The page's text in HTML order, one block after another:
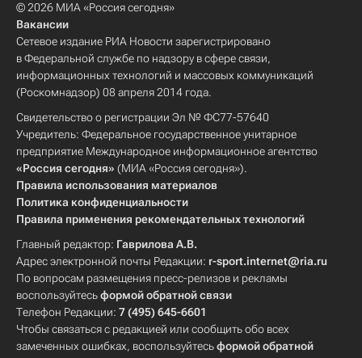
© 2026 МИА «Россия сегодня»
Вакансии
Сетевое издание РИА Новости зарегистрировано
в Федеральной службе по надзору в сфере связи,
информационных технологий и массовых коммуникаций
(Роскомнадзор) 08 апреля 2014 года.
Свидетельство о регистрации Эл № ФС77-57640
Учредитель: Федеральное государственное унитарное
предприятие Международное информационное агентство
«Россия сегодня» (МИА «Россия сегодня»).
Правила использования материалов
Политика конфиденциальности
Правила применения рекомендательных технологий
Главный редактор: Гаврилова А.В.
Адрес электронной почты Редакции: r-sport.internet@ria.ru
По вопросам размещения пресс-релизов и рекламы
воспользуйтесьформой обратной связи
Телефон Редакции: 7 (495) 645-6601
Чтобы связаться с редакцией или сообщить обо всех
замеченных ошибках, воспользуйтесьформой обратной